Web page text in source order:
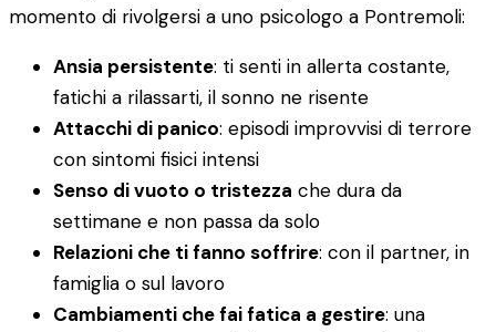
momento di rivolgersi a uno psicologo a Pontremoli:
Ansia persistente: ti senti in allerta costante,
fatichi a rilassarti, il sonno ne risente
Attacchi di panico: episodi improvvisi di terrore
con sintomi fisici intensi
Senso di vuoto o tristezza che dura da
settimane e non passa da solo
Relazioni che ti fanno soffrire: con il partner, in
famiglia o sul lavoro
Cambiamenti che fai fatica a gestire: una